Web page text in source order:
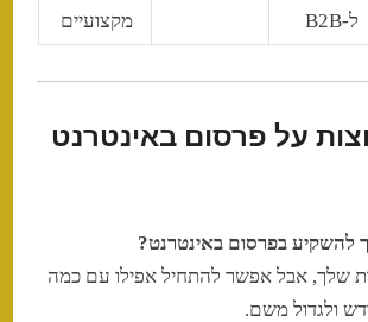
ל-B2B
מקצועיים
על פרסום באינטרנט
להשקיע בפרסום באינטרנט?
שלך, אבל אפשר להתחיל אפילו עם כמה
ולגדול משם.